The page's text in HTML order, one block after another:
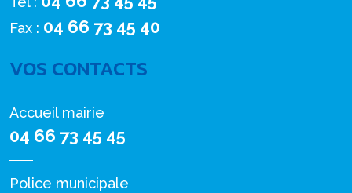
Fax : 04 66 73 45 40
VOS CONTACTS
Accueil mairie
04 66 73 45 45
Police municipale